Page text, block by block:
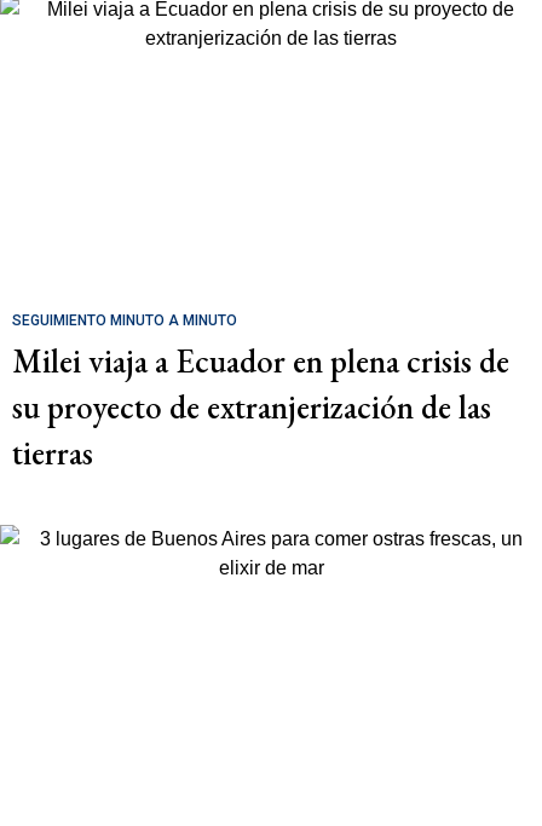
SEGUIMIENTO MINUTO A MINUTO
Milei viaja a Ecuador en plena crisis de
su proyecto de extranjerización de las
tierras